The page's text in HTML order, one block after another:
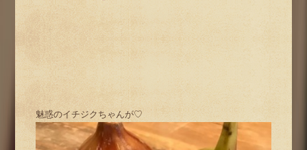
魅惑のイチジクちゃんが♡